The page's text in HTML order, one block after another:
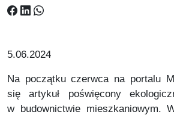
5.06.2024
Na początku czerwca na portalu
się artykuł poświęcony
w budownictwie mieszkaniowym.